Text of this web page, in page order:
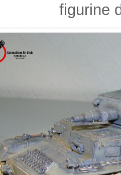
figurine